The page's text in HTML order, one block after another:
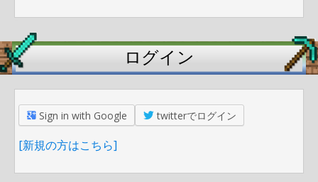
ログイン
Sign in with Google twitterでログイン
[新規の方はこちら]